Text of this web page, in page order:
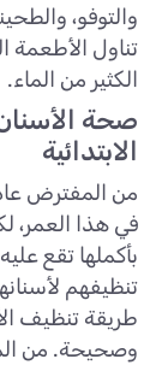
والتوفو،
تناول الأطعمة
الكثير من الماء.
صحة
الابتدائية
من المفترض
في هذا العمر،
بأكملها تقع
تنظيفهم
طريقة تنظيف
وصحيحة. من